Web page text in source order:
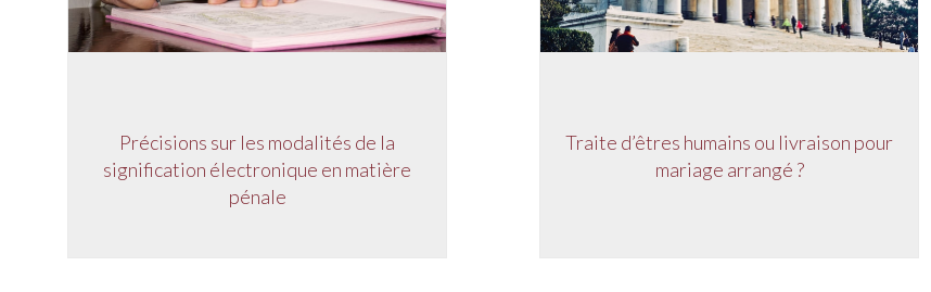
Précisions sur les modalités de la
signification électronique en matière
pénale
Traite d’êtres humains ou livraison pour
mariage arrangé ?